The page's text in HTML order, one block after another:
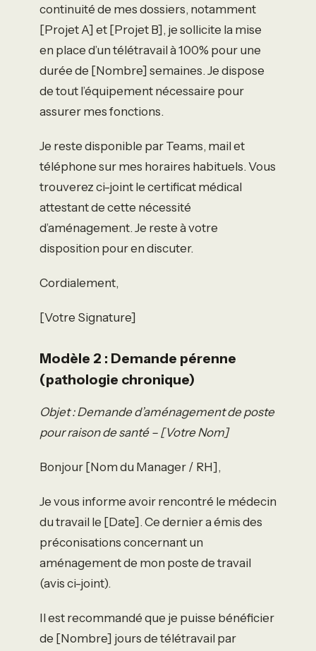
continuité de mes dossiers, notamment
[Projet A] et [Projet B], je sollicite la mise
en place d’un télétravail à 100% pour une
durée de [Nombre] semaines. Je dispose
de tout l’équipement nécessaire pour
assurer mes fonctions.
Je reste disponible par Teams, mail et
téléphone sur mes horaires habituels. Vous
trouverez ci-joint le certificat médical
attestant de cette nécessité
d’aménagement. Je reste à votre
disposition pour en discuter.
Cordialement,
[Votre Signature]
Modèle 2 : Demande pérenne
(pathologie chronique)
Objet : Demande d’aménagement de poste
pour raison de santé – [Votre Nom]
Bonjour [Nom du Manager / RH],
Je vous informe avoir rencontré le médecin
du travail le [Date]. Ce dernier a émis des
préconisations concernant un
aménagement de mon poste de travail
(avis ci-joint).
Il est recommandé que je puisse bénéficier
de [Nombre] jours de télétravail par